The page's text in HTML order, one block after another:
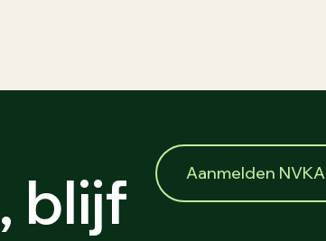
blijf
Aanmelden NVKA